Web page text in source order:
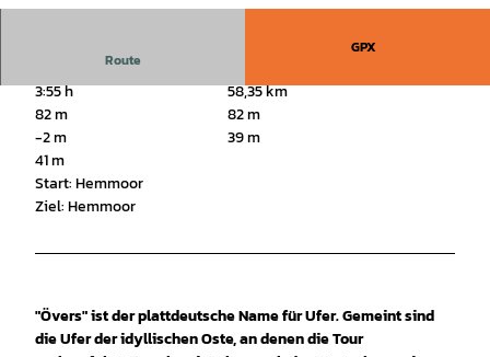
Route
GPX
3:55 h
58,35 km
82 m
82 m
-2 m
39 m
41 m
Start: Hemmoor
Ziel: Hemmoor
"Övers" ist der plattdeutsche Name für Ufer. Gemeint sind
die Ufer der idyllischen Oste, an denen die Tour